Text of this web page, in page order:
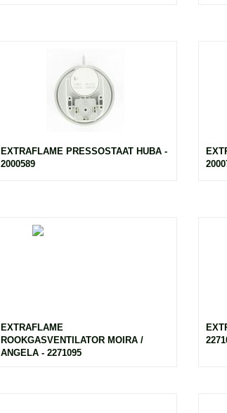
EXTRAFLAME PRESSOSTAAT HUBA -
2000589
EXTRAFLAME
ROOKGASVENTILATOR MOIRA /
ANGELA - 2271095